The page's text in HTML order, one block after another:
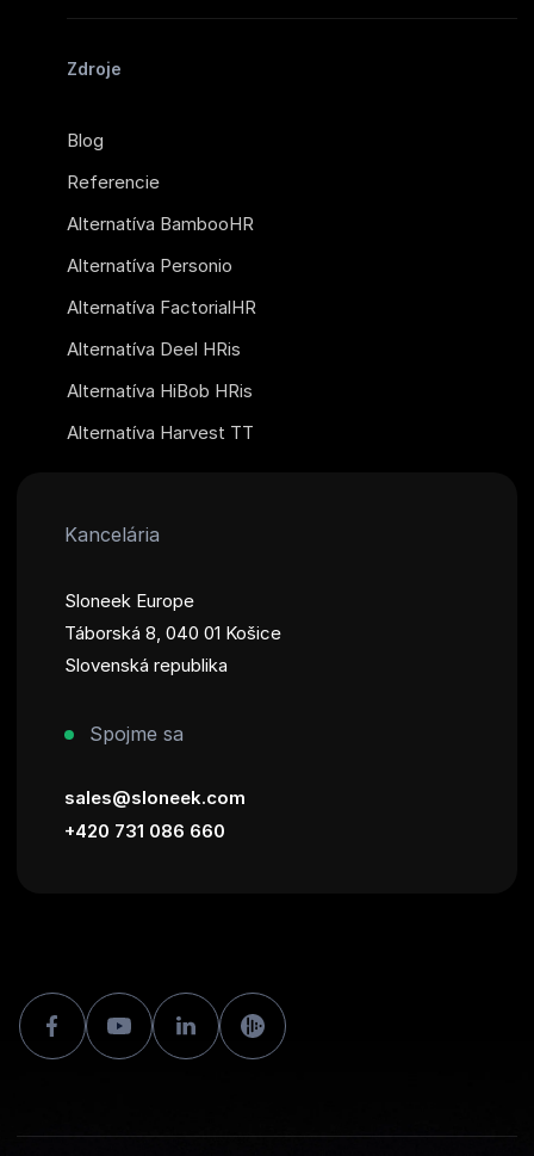
Zdroje
Blog
Referencie
Alternatíva BambooHR
Alternatíva Personio
Alternatíva FactorialHR
Alternatíva Deel HRis
Alternatíva HiBob HRis
Alternatíva Harvest TT
Kancelária
Sloneek Europe
Táborská 8, 040 01 Košice
Slovenská republika
Spojme sa
sales@sloneek.com
+420 731 086 660